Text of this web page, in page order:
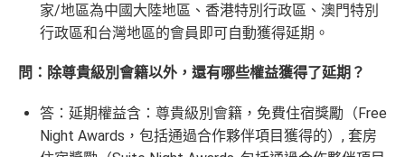
家/地區為中國大陸地區、香港特別行政區、澳門特別
行政區和台灣地區的會員即可自動獲得延期。
問：除尊貴級別會籍以外，還有哪些權益獲得了延期？
答：延期權益含：尊貴級別會籍，免費住宿獎勵（Free
Night Awards，包括通過合作夥伴項目獲得的）, 套房